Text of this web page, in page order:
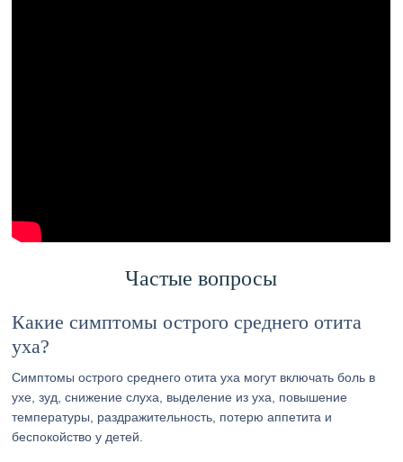
Частые вопросы
Какие симптомы острого среднего отита
уха?
Симптомы острого среднего отита уха могут включать боль в
ухе, зуд, снижение слуха, выделение из уха, повышение
температуры, раздражительность, потерю аппетита и
беспокойство у детей.